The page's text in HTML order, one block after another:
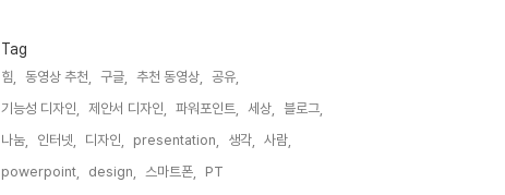
Tag
힘, 동영상 추천, 구글, 추천 동영상,
공유,
기능성 디자인,
제안서 디자인, 파워포인트, 세상,
블로그,
나눔,
인터넷, 디자인, presentation, 생각,
사람,
powerpoint,
design, 스마트폰, PT,